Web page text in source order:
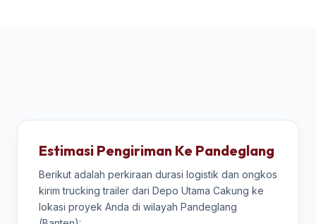
Estimasi Pengiriman Ke Pandeglang
Berikut adalah perkiraan durasi logistik dan ongkos
kirim trucking trailer dari Depo Utama Cakung ke
lokasi proyek Anda di wilayah Pandeglang